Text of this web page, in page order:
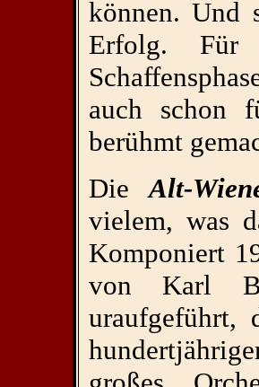
können. Und
Erfolg. Für
auch schon
berühmt
DieAlt-
vielem, was
Komponiert
von Karl
uraufgeführt,